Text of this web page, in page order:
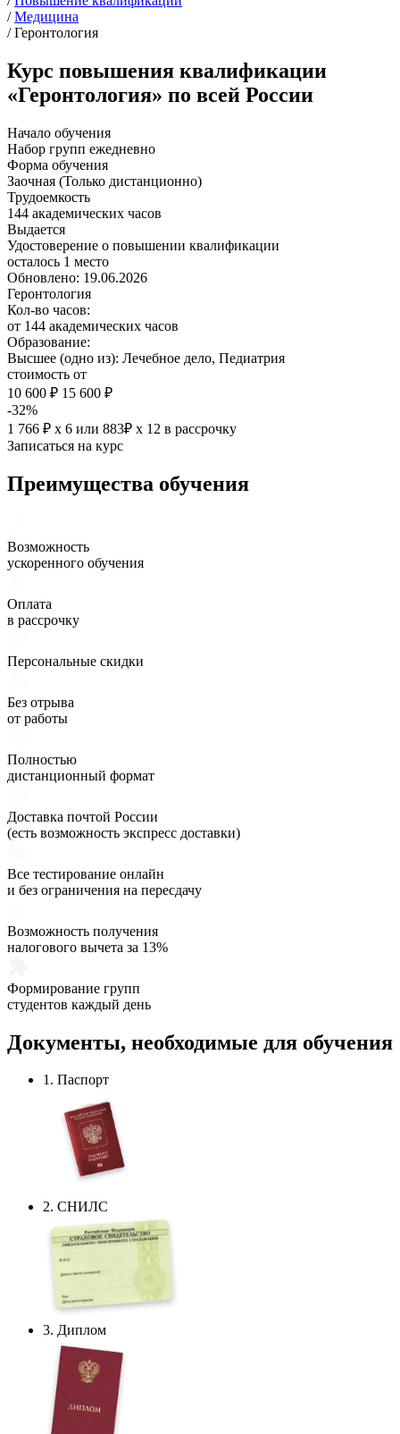
/ Медицина
/ Геронтология
Курс повышения квалификации
«Геронтология» по всей России
Начало обучения
Набор групп ежедневно
Форма обучения
Заочная (Только дистанционно)
Трудоемкость
144 академических часов
Выдается
Удостоверение о повышении квалификации
осталось 1 место
Обновлено: 19.06.2026
Геронтология
Кол-во часов:
от 144 академических часов
Образование:
Высшее (одно из): Лечебное дело, Педиатрия
стоимость от
10 600 ₽ 15 600 ₽
-32%
1 766 ₽ х 6 или 883₽ х 12 в рассрочку
Записаться на курс
Преимущества обучения
Возможность
ускоренного обучения
Оплата
в рассрочку
Персональные скидки
Без отрыва
от работы
Полностью
дистанционный формат
Доставка почтой России
(есть возможность экспресс доставки)
Все тестирование онлайн
и без ограничения на пересдачу
Возможность получения
налогового вычета за 13%
Формирование групп
студентов каждый день
Документы, необходимые для обучения
1. Паспорт
2. СНИЛС
3. Диплом